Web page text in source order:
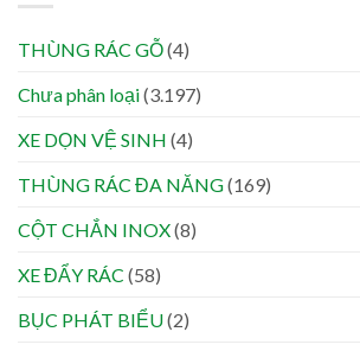
THÙNG RÁC GỖ(4)
Chưa phân loại(3.197)
XE DỌN VỆ SINH (4)
THÙNG RÁC ĐA NĂNG(169)
CỘT CHẮN INOX(8)
XE ĐẨY RÁC (58)
BỤC PHÁT BIỂU(2)